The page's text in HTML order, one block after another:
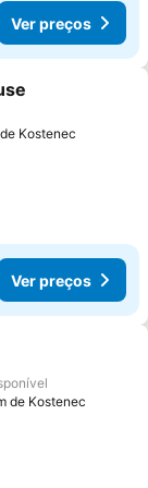
Ver preços
favoritos
Kostenec
Ver preços
favoritos
de Kostenec